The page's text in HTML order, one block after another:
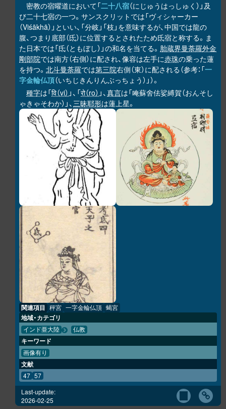
密教の宿曜道において「二十八宿（にじゅうはっしゅく）」及
び二十七宿の一つ。サンスクリットでは「ヴィシャーカー
（Viśākhā）」といい、「分岐」「枝」を意味するが、中国では龍の
腹、つまり底部（氐）に位置するとされたため氐宿と称する。ま
た日本では「氐（ともぼし）」の和名を当てる。 胎蔵界曼荼羅外金
剛部院では南方（右側）に配され、像容は左手に赤珠の乗った蓮
を持つ。 北斗曼荼羅では第三院右側（東）に配される（参考：「一
字金輪仏頂（いちじきんりんぶっちょう）」）。
種字は「वि（vi） 」、「रो（ro） 」、真言は「唵蘇舍佉娑縛賀（おんそし
ゃきゃそわか）」、三昧耶形は蓮上星。
関連項目 秤宮 一字金輪仏頂 蝎宮
地域・カテゴリ
インド亜大陸 仏教
キーワード
画像有り
文献
47 57
Last-update:
2026-02-25